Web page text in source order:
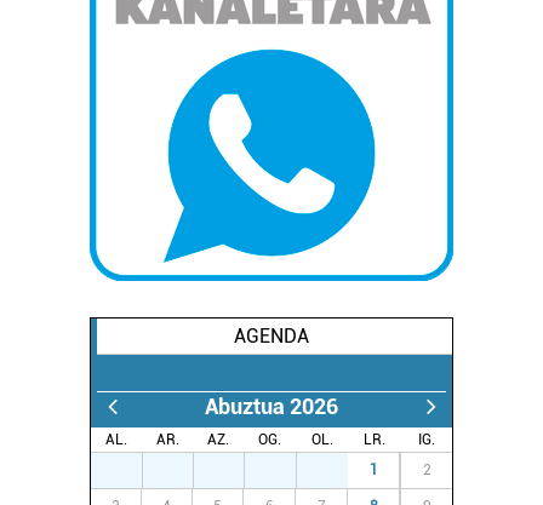
AGENDA
Abuztua 2026
AL. AR. AZ. OG. OL. LR.
IG.
1 2